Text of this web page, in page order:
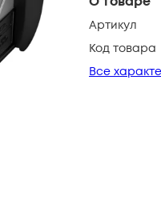
Артикул
Код товара
Все